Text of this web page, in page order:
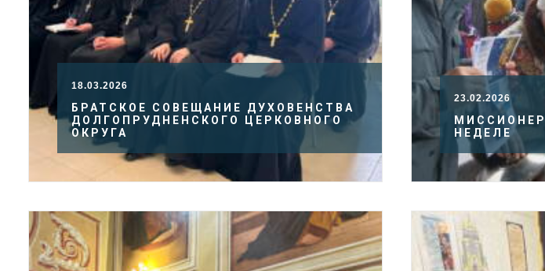
18.03.2026
БРАТСКОЕ СОВЕЩАНИЕ ДУХОВЕНСТВА
ДОЛГОПРУДНЕНСКОГО ЦЕРКОВНОГО
ОКРУГА
23.02.2026
НЕДЕЛЕ